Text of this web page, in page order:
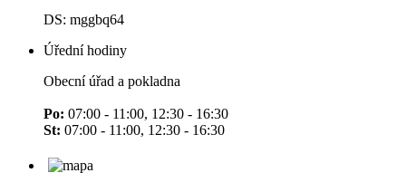
DS: mggbq64
Úřední hodiny
Obecní úřad a pokladna
Po: 07:00 - 11:00, 12:30 - 16:30
St: 07:00 - 11:00, 12:30 - 16:30